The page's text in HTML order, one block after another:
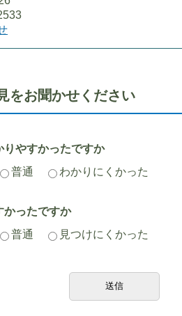
をお聞かせください
りやすかったですか
普通 わかりにくかった
かったですか
普通 見つけにくかった